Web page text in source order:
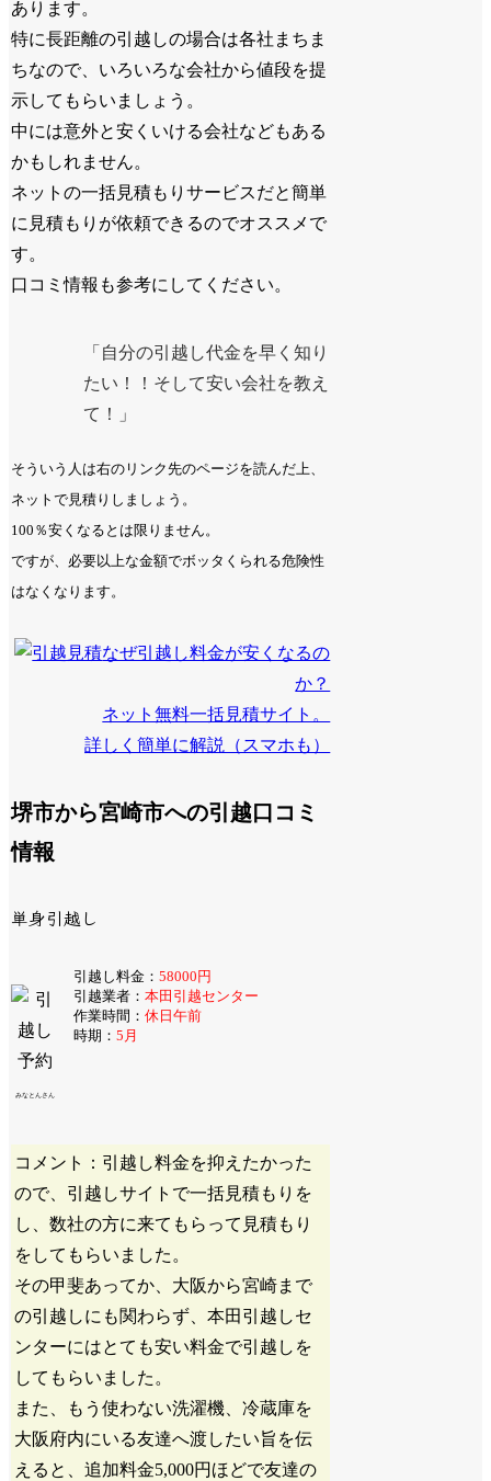
あります。
特に長距離の引越しの場合は各社まちま
ちなので、いろいろな会社から値段を提
示してもらいましょう。
中には意外と安くいける会社などもある
かもしれません。
ネットの一括見積もりサービスだと簡単
に見積もりが依頼できるのでオススメで
す。
口コミ情報も参考にしてください。
「自分の引越し代金を早く知り
たい！！そして安い会社を教え
て！」
そういう人は右のリンク先のページを読んだ上、
ネットで見積りしましょう。
100％安くなるとは限りません。
ですが、必要以上な金額でボッタくられる危険性
はなくなります。
なぜ引越し料金が安くなるの
か？
ネット無料一括見積サイト。
詳しく簡単に解説（スマホも）
堺市から宮崎市への引越口コミ
情報
単身引越し
みなとんさん
引越し料金： 58000円
引越業者： 本田引越センター
作業時間： 休日午前
時期： 5月
コメント：引越し料金を抑えたかった
ので、引越しサイトで一括見積もりを
し、数社の方に来てもらって見積もり
をしてもらいました。
その甲斐あってか、大阪から宮崎まで
の引越しにも関わらず、本田引越しセ
ンターにはとても安い料金で引越しを
してもらいました。
また、もう使わない洗濯機、冷蔵庫を
大阪府内にいる友達へ渡したい旨を伝
えると、追加料金5,000円ほどで友達の